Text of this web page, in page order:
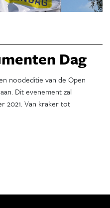
Dag
noodeditie van de Open
Dit evenement zal
2021. Van kraker tot